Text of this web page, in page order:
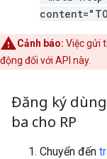
Cảnh báo: Việc gửi
động đối với API này.
Đăng ký
ba cho RP
Chuyển đến